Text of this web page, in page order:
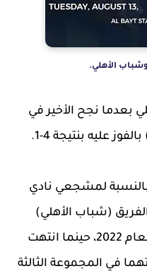
وشباب الأهلي.
بعدما نجح الأخير في
عليه بنتيجة 4-1.
لمشجعي نادي
(شباب الأهلي)
كان الفشل الذريع في نسخة العام 2022، حينما انتهت
في المجموعة الثالثة